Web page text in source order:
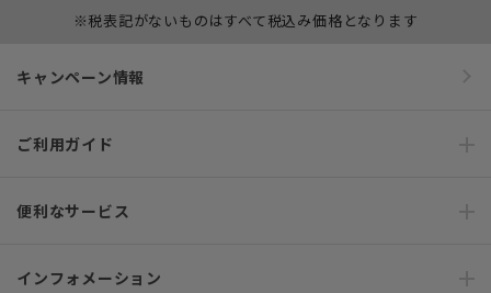
※税表記がないものはすべて税込み価格となります
キャンペーン情報
ご利用ガイド
便利なサービス
インフォメーション